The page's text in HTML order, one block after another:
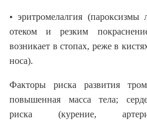
• эритромелалгия
отеком и резким
возникает в стопах, реже в
носа).
Факторы риска развития
повышенная масса тела;
риска (курение,